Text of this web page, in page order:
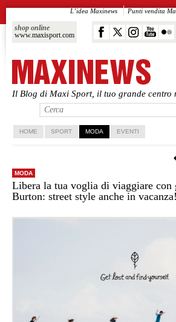
Il Blog di Maxi Sport, il tuo grande centro
shop online
www.maxisport.com
L’idea Maxinews Punti vendita
Vai al contenuto principale
Vai al contenuto secondario
HOME SPORT MODA EVENTI
MODA
Libera la tua voglia di viaggiare
Burton: street style anche in vacanza!